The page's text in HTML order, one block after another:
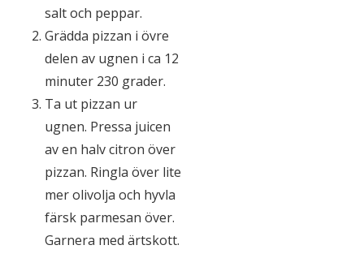
salt och peppar.
Grädda pizzan i övre
delen av ugnen i ca 12
minuter 230 grader.
Ta ut pizzan ur
ugnen. Pressa juicen
av en halv citron över
pizzan. Ringla över lite
mer olivolja och hyvla
färsk parmesan över.
Garnera med ärtskott.